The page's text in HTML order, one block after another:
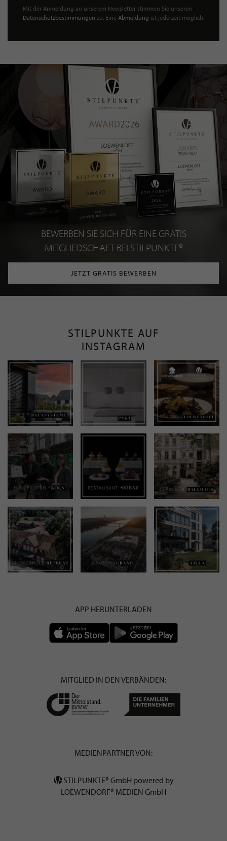
Mit der Anmeldung an unserem Newsletter stimmen Sie unseren
Datenschutzbestimmungen zu. Eine Abmeldung ist jederzeit möglich.
BEWERBEN SIE SICH FÜR EINE GRATIS
MITGLIEDSCHAFT BEI STILPUNKTE®
JETZT GRATIS BEWERBEN
STILPUNKTE AUF
INSTAGRAM
APP HERUNTERLADEN
MITGLIED IN DEN VERBÄNDEN:
MEDIENPARTNER VON:
STILPUNKTE® GmbH powered by
LOEWENDORF® MEDIEN GmbH